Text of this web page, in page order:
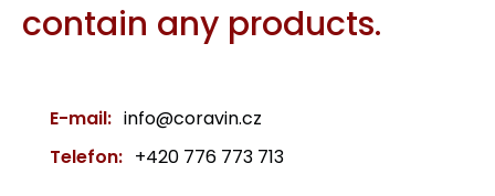
contain any products.
E-mail: info@coravin.cz
Telefon: +420 776 773 713